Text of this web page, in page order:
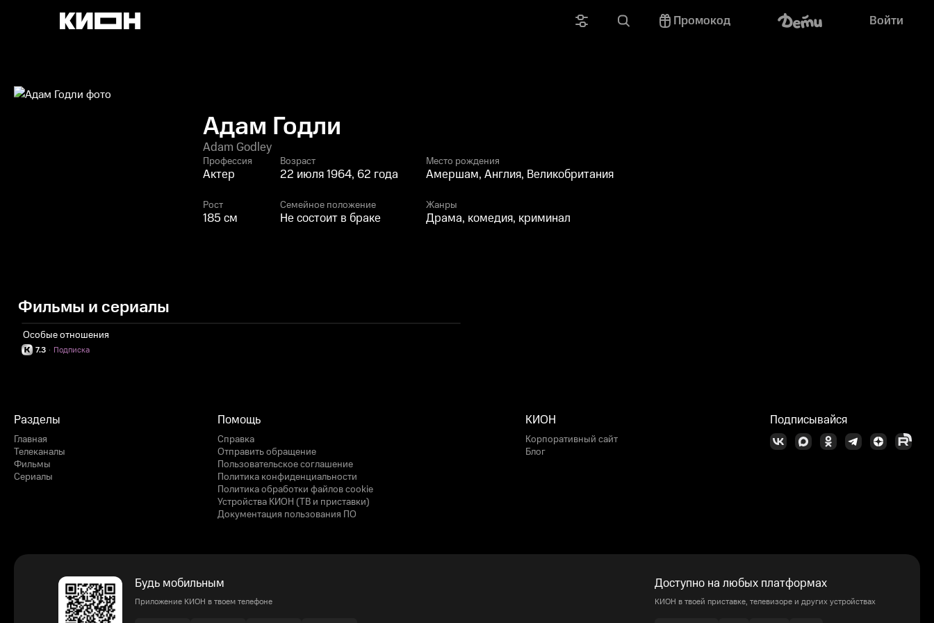
Промокод Войти
Адам Годли
Adam Godley
Профессия
Актер
Возраст
22 июля 1964, 62 года
Место рождения
Амершам, Англия, Великобритания
Рост
185 см
Семейное положение
Не состоит в браке
Жанры
Драма, комедия, криминал
Фильмы и сериалы
Особые отношения
7.3 Подписка
·
Разделы
Главная
Телеканалы
Фильмы
Сериалы
Помощь
Справка
Отправить обращение
Пользовательское соглашение
Политика конфиденциальности
Политика обработки файлов cookie
Устройства КИОН (ТВ и приставки)
Документация пользования ПО
КИОН
Корпоративный сайт
Блог
Подписывайся
Будь мобильным
Приложение КИОН в твоем телефоне
Доступно на любых платформах
КИОН в твоей приставке, телевизоре и других устройствах